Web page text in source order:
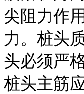
尖阻力作
力。桩头
头必须严
桩头主筋